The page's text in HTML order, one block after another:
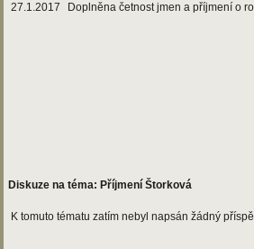
27.1.2017
Doplněna četnost jmen a příjmení o
Diskuze na téma: Příjmení Štorková
K tomuto tématu zatím nebyl napsán žádný